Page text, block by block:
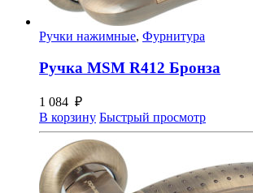
Ручки нажимные, Фурнитура
Ручка MSM R412 Бронза
1 084 ₽
В корзину Быстрый просмотр